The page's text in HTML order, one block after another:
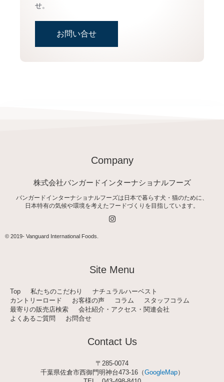
せ。
お問い合せ
Company
株式会社バンガードインターナショナルフーズ
バンガードインターナショナルフーズは日本で暮らす犬・猫のために、
日本特有の気候や環境を考えたフードづくりを目指しています。
I
n
a
m
© 2019- Vanguard International Foods
Site Menu
Top 私たちのこだわり
ナチュラルハーベスト
カントリーロード
お客様の声 コラム
スタッフコラム
最寄りの販売店検索
会社紹介・アクセス・関連会社
よくあるご質問
お問合せ
Contact Us
〒285-0074
千葉県佐倉市西御門明神台473-16（GoogleMap）